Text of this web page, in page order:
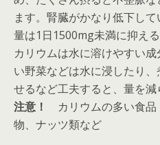
ます。腎臓がかなり低下し
量は1日1500mg未満に抑える
カリウムは水に溶けやすい
い野菜などは水に浸したり
せるなど工夫すると、量を減
注意！
カリウムの多い食
物、ナッツ類など